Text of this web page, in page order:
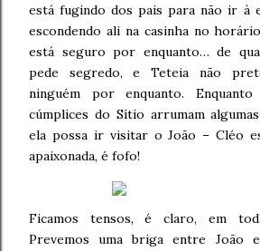
está fugindo dos pais para não ir à
escondendo ali na casinha no
está seguro por enquanto… de
pede segredo, e Teteia não
ninguém por enquanto.
cúmplices do Sítio arrumam
ela possa ir visitar o João – Cléo
apaixonada, é fofo!
Ficamos tensos, é claro, em
Prevemos uma briga entre João